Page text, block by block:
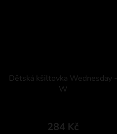
Dětská kšiltovka Wednesday -
W
284 Kč